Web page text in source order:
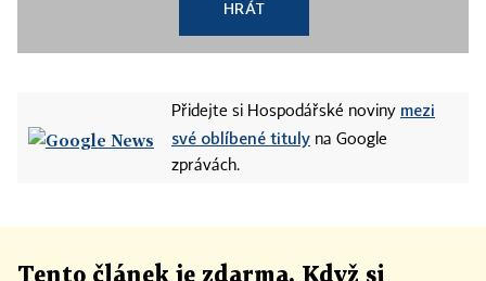
HRÁT
Přidejte si Hospodářské noviny mezi
své oblíbené tituly na Google
zprávách.
Tento článek je zdarma. Když si